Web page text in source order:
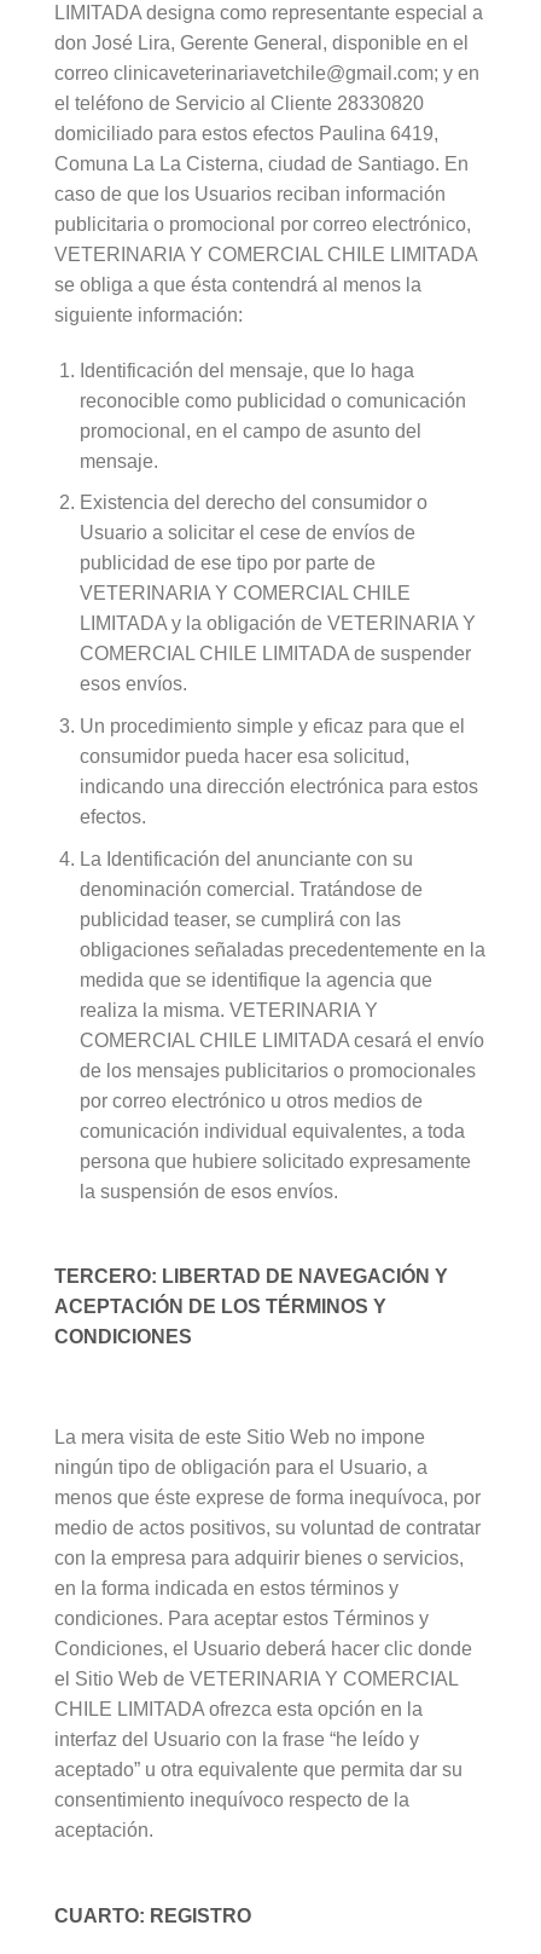
LIMITADA designa como representante especial a
don José Lira, Gerente General, disponible en el
correo clinicaveterinariavetchile@gmail.com; y en
el teléfono de Servicio al Cliente 28330820
domiciliado para estos efectos Paulina 6419,
Comuna La La Cisterna, ciudad de Santiago. En
caso de que los Usuarios reciban información
publicitaria o promocional por correo electrónico,
VETERINARIA Y COMERCIAL CHILE LIMITADA
se obliga a que ésta contendrá al menos la
siguiente información:
Identificación del mensaje, que lo haga
reconocible como publicidad o comunicación
promocional, en el campo de asunto del
mensaje.
Existencia del derecho del consumidor o
Usuario a solicitar el cese de envíos de
publicidad de ese tipo por parte de
VETERINARIA Y COMERCIAL CHILE
LIMITADA y la obligación de VETERINARIA Y
COMERCIAL CHILE LIMITADA de suspender
esos envíos.
Un procedimiento simple y eficaz para que el
consumidor pueda hacer esa solicitud,
indicando una dirección electrónica para estos
efectos.
La Identificación del anunciante con su
denominación comercial. Tratándose de
publicidad teaser, se cumplirá con las
obligaciones señaladas precedentemente en la
medida que se identifique la agencia que
realiza la misma. VETERINARIA Y
COMERCIAL CHILE LIMITADA cesará el envío
de los mensajes publicitarios o promocionales
por correo electrónico u otros medios de
comunicación individual equivalentes, a toda
persona que hubiere solicitado expresamente
la suspensión de esos envíos.
TERCERO: LIBERTAD DE NAVEGACIÓN Y
ACEPTACIÓN DE LOS TÉRMINOS Y
CONDICIONES
La mera visita de este Sitio Web no impone
ningún tipo de obligación para el Usuario, a
menos que éste exprese de forma inequívoca, por
medio de actos positivos, su voluntad de contratar
con la empresa para adquirir bienes o servicios,
en la forma indicada en estos términos y
condiciones. Para aceptar estos Términos y
Condiciones, el Usuario deberá hacer clic donde
el Sitio Web de VETERINARIA Y COMERCIAL
CHILE LIMITADA ofrezca esta opción en la
interfaz del Usuario con la frase “he leído y
aceptado” u otra equivalente que permita dar su
consentimiento inequívoco respecto de la
aceptación.
CUARTO: REGISTRO